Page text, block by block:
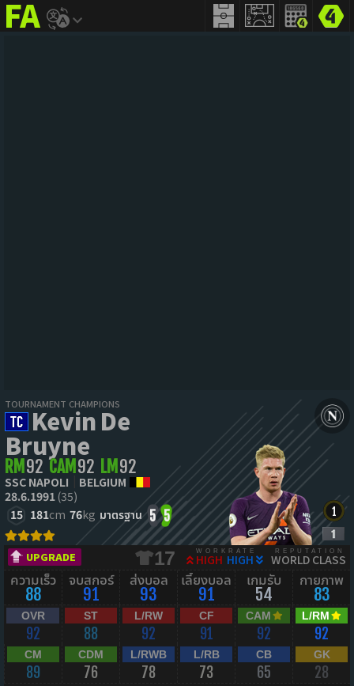
addict
TOURNAMENT CHAMPIONS
Kevin De
Bruyne
RM 92 CAM 92 LM 92
SSC NAPOLI
BELGIUM
28.6.1991(35)
15 181cm 76kg มาตรฐาน 5 5
UPGRADE 17 WORKRATE
HIGH HIGH
REPUTATION
WORLD CLASS
ความเร็ว
88
จบสกอร์
91
ส่งบอล
93
เลี้ยงบอล
91
เกมรับ
54
กายภาพ
83
OVR
92
ST
88
L/RW
92
CF
91
CAM
92
L/RM
92
CM
89
CDM
76
L/RWB
78
L/RB
73
CB
65
GK
28